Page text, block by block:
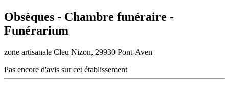
Obsèques - Chambre funéraire -
Funérarium
zone artisanale Cleu Nizon, 29930 Pont-Aven
Pas encore d'avis sur cet établissement